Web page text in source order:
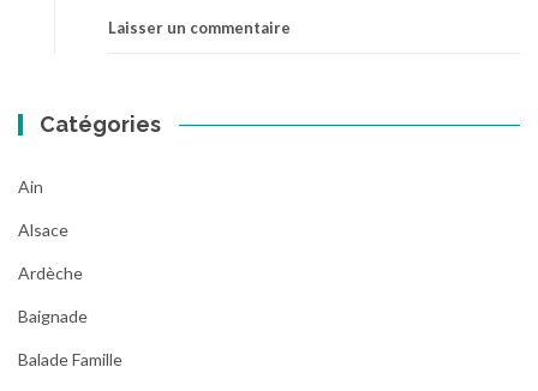
Laisser un commentaire
Catégories
Ain
Alsace
Ardèche
Baignade
Balade Famille